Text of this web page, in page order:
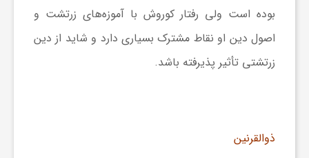
بوده‌ است ولی رفتار کوروش با آموزه‌های زرتشت و
اصول دین او نقاط مشترک بسیاری دارد و شاید از دین
زرتشتی تأثیر پذیرفته باشد.
ذوالقرنین